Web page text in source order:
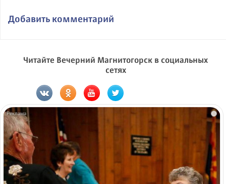
Добавить комментарий
Читайте Вечерний Магнитогорск в социальных
сетях
i